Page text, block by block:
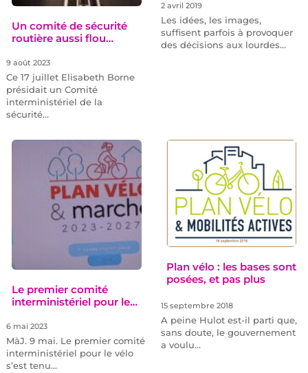
Un comité de sécurité
routière aussi flou…
9 août 2023
Ce 17 juillet Elisabeth Borne
présidait un Comité
interministériel de la
sécurité…
2 avril 2019
Les idées, les images,
suffisent parfois à provoquer
des décisions aux lourdes…
Le premier comité
interministériel pour le…
6 mai 2023
MàJ. 9 mai. Le premier comité
interministériel pour le vélo
s’est tenu…
Plan vélo : les bases sont
posées, et pas plus
15 septembre 2018
A peine Hulot est-il parti que,
sans doute, le gouvernement
a voulu…